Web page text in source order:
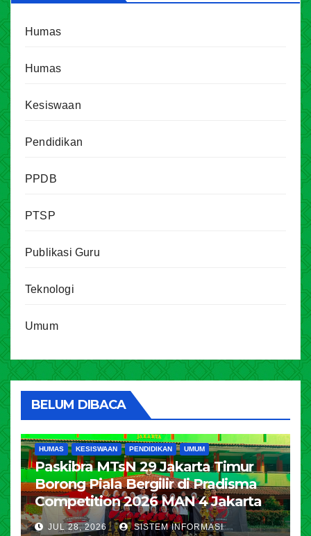
Humas
Humas
Kesiswaan
Pendidikan
PPDB
PTSP
Publikasi Guru
Teknologi
Umum
BELUM DIBACA
HUMAS KESISWAAN PENDIDIKAN UMUM
Paskibra MTsN 29 Jakarta Timur
Borong Piala Bergilir di Pradisma
Competition 2026 MAN 4 Jakarta
JUL 28, 2026 SISTEM INFORMASI